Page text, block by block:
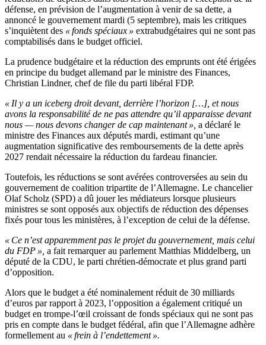
défense, en prévision de l’augmentation à venir de sa dette, a
annoncé le gouvernement mardi (5 septembre), mais les critiques
s’inquiètent des « fonds spéciaux » extrabudgétaires qui ne sont pas
comptabilisés dans le budget officiel.
La prudence budgétaire et la réduction des emprunts ont été érigées
en principe du budget allemand par le ministre des Finances,
Christian Lindner, chef de file du parti libéral FDP.
« Il y a un iceberg droit devant, derrière l’horizon […], et nous
avons la responsabilité de ne pas attendre qu’il apparaisse devant
nous — nous devons changer de cap maintenant », a déclaré le
ministre des Finances aux députés mardi, estimant qu’une
augmentation significative des remboursements de la dette après
2027 rendait nécessaire la réduction du fardeau financier.
Toutefois, les réductions se sont avérées controversées au sein du
gouvernement de coalition tripartite de l’Allemagne. Le chancelier
Olaf Scholz (SPD) a dû jouer les médiateurs lorsque plusieurs
ministres se sont opposés aux objectifs de réduction des dépenses
fixés pour tous les ministères, à l’exception de celui de la défense.
« Ce n’est apparemment pas le projet du gouvernement, mais celui
du FDP », a fait remarquer au parlement Matthias Middelberg, un
député de la CDU, le parti chrétien-démocrate et plus grand parti
d’opposition.
Alors que le budget a été nominalement réduit de 30 milliards
d’euros par rapport à 2023, l’opposition a également critiqué un
budget en trompe-l’œil croissant de fonds spéciaux qui ne sont pas
pris en compte dans le budget fédéral, afin que l’Allemagne adhère
formellement au « frein à l’endettement ».